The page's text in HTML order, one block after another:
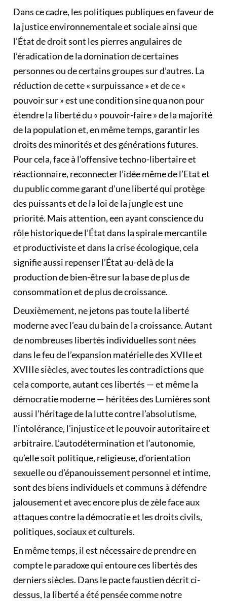
Dans ce cadre, les politiques publiques en faveur de
la justice environnementale et sociale ainsi que
l’État de droit sont les pierres angulaires de
l’éradication de la domination de certaines
personnes ou de certains groupes sur d’autres. La
réduction de cette « surpuissance » et de ce «
pouvoir sur » est une condition sine qua non pour
étendre la liberté du « pouvoir-faire » de la majorité
de la population et, en même temps, garantir les
droits des minorités et des générations futures.
Pour cela, face à l’offensive techno-libertaire et
réactionnaire, reconnecter l’idée même de l’Etat et
du public comme garant d’une liberté qui protège
des puissants et de la loi de la jungle est une
priorité. Mais attention, een ayant conscience du
rôle historique de l’État dans la spirale mercantile
et productiviste et dans la crise écologique, cela
signifie aussi repenser l’Étatau-delà de la
production de bien-être sur la base de plus de
consommation et de plus de croissance.
Deuxièmement, ne jetons pas toute la liberté
moderne avec l’eau du bain de la croissance. Autant
de nombreuses libertés individuelles sont nées
dans le feu de l’expansion matérielle des XVIIe et
XVIIIe siècles, avec toutes les contradictions que
cela comporte, autant ces libertés — et même la
démocratie moderne — héritées des Lumières sont
aussi l’héritage de la lutte contre l’absolutisme,
l’intolérance, l’injustice et le pouvoir autoritaire et
arbitraire. L’autodétermination et l’autonomie,
qu’elle soit politique, religieuse, d’orientation
sexuelle ou d’épanouissement personnel et intime,
sont des biens individuels et communs à défendre
jalousement et avec encore plus de zèle face aux
attaques contre la démocratie et les droits civils,
politiques, sociaux et culturels.
En même temps, il est nécessaire de prendre en
compte le paradoxe qui entoure ces libertés des
derniers siècles. Dans le pacte faustien décrit ci-
dessus, la liberté a été pensée comme notre